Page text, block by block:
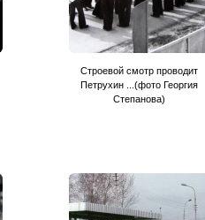
Строевой смотр проводит
Петрухин ...(фото Георгия
Степанова)